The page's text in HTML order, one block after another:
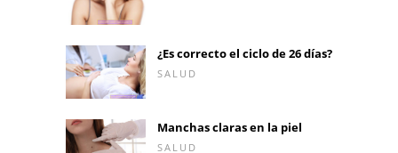
¿Es correcto el ciclo de 26 días?
SALUD
Manchas claras en la piel
SALUD